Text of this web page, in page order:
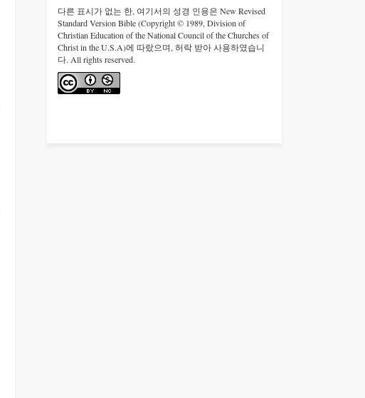
다른 표시가 없는 한, 여기서의 성경 인용은 New Revised
Standard Version Bible (Copyright © 1989, Division of
Christian Education of the National Council of the Churches of
Christ in the U.S.A)에 따랐으며, 허락 받아 사용하였습니
다. All rights reserved.